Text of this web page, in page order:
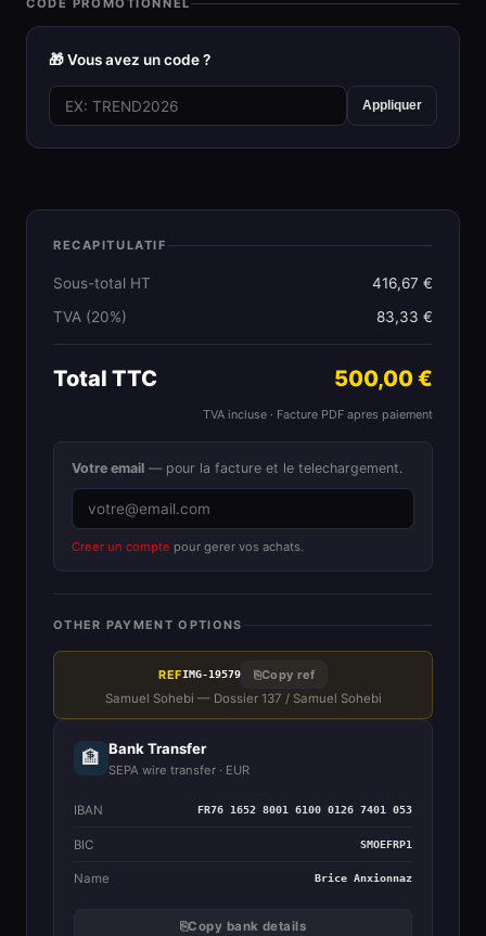
🎁 Vous avez un code ?
Appliquer
RECAPITULATIF
Sous-total HT
416,67 €
TVA (20%)
83,33 €
Total TTC 500,00 €
TVA incluse · Facture PDF apres paiement
Votre email — pour la facture et le telechargement.
Creer un compte pour gerer vos achats.
OTHER PAYMENT OPTIONS
REFIMG-19579 ⎘Copy ref
Samuel Sohebi — Dossier 137 / Samuel Sohebi
🏦 Bank Transfer
SEPA wire transfer · EUR
IBAN FR76 1652 8001 6100 0126 7401 053
BIC SMOEFRP1
Name Brice Anxionnaz
⎘Copy bank details